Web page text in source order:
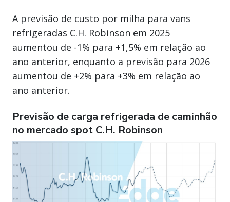
A previsão de custo por milha para vans
refrigeradas C.H. Robinson em 2025
aumentou de -1% para +1,5% em relação ao
ano anterior, enquanto a previsão para 2026
aumentou de +2% para +3% em relação ao
ano anterior.
Previsão de carga refrigerada de caminhão
no mercado spot C.H. Robinson